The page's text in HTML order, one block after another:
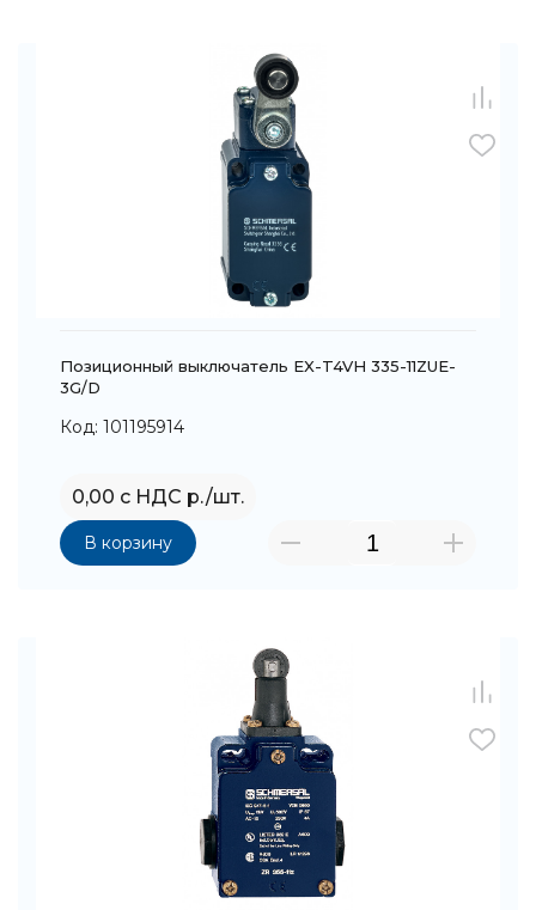
Позиционный выключатель EX-T4VH 335-11ZUE-
3G/D
Код: 101195914
0,00 с НДС р./шт.
В корзину